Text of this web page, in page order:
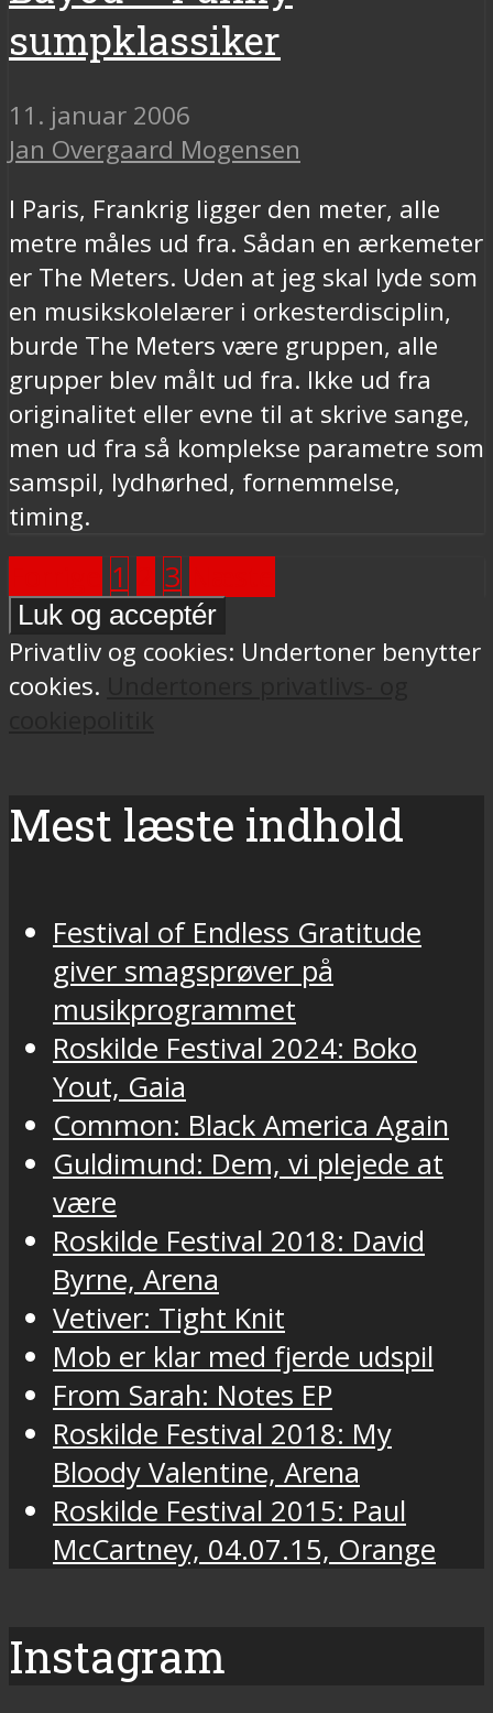
sumpklassiker
11. januar 2006
Jan Overgaard Mogensen
I Paris, Frankrig ligger den meter, alle
metre måles ud fra. Sådan en ærkemeter
er The Meters. Uden at jeg skal lyde som
en musikskolelærer i orkesterdisciplin,
burde The Meters være gruppen, alle
grupper blev målt ud fra. Ikke ud fra
originalitet eller evne til at skrive sange,
men ud fra så komplekse parametre som
samspil, lydhørhed, fornemmelse,
timing.
1 3
Privatliv og cookies: Undertoner benytter
cookies.
Mest læste indhold
Festival of Endless Gratitude
giver smagsprøver på
musikprogrammet
Roskilde Festival 2024: Boko
Yout, Gaia
Common: Black America Again
Guldimund: Dem, vi plejede at
være
Roskilde Festival 2018: David
Byrne, Arena
Vetiver: Tight Knit
Mob er klar med fjerde udspil
From Sarah: Notes EP
Roskilde Festival 2018: My
Bloody Valentine, Arena
Roskilde Festival 2015: Paul
McCartney, 04.07.15, Orange
Instagram